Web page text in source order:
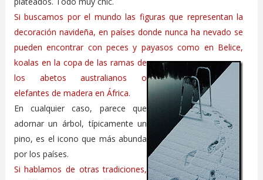
Si buscamos por el mundo las figuras que representan la
decoración navideña, en países donde nunca ha nevado se
pueden encontrar con peces y payasos como en Belice,
koalas en la copa de las ramas de
los abetos australianos o
elefantes de madera en África.
En cualquier caso, parece que
adornar un árbol, típicamente un
pino, es el icono que más abunda
por los países.
Si hablamos de otras tradiciones,